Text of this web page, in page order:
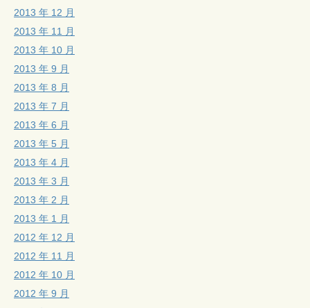
2013 年 12 月
2013 年 11 月
2013 年 10 月
2013 年 9 月
2013 年 8 月
2013 年 7 月
2013 年 6 月
2013 年 5 月
2013 年 4 月
2013 年 3 月
2013 年 2 月
2013 年 1 月
2012 年 12 月
2012 年 11 月
2012 年 10 月
2012 年 9 月